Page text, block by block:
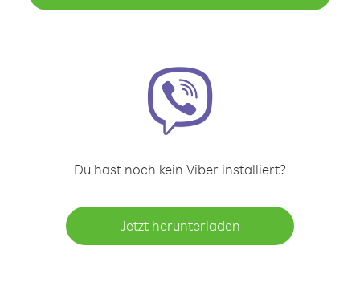
Du hast noch kein Viber installiert?
Jetzt herunterladen